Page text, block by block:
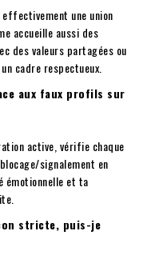
une union
accueille aussi des
des valeurs partagées ou
cadre respectueux.
aux faux profils sur
active, vérifie chaque
signalement en
émotionnelle et ta
stricte, puis-je